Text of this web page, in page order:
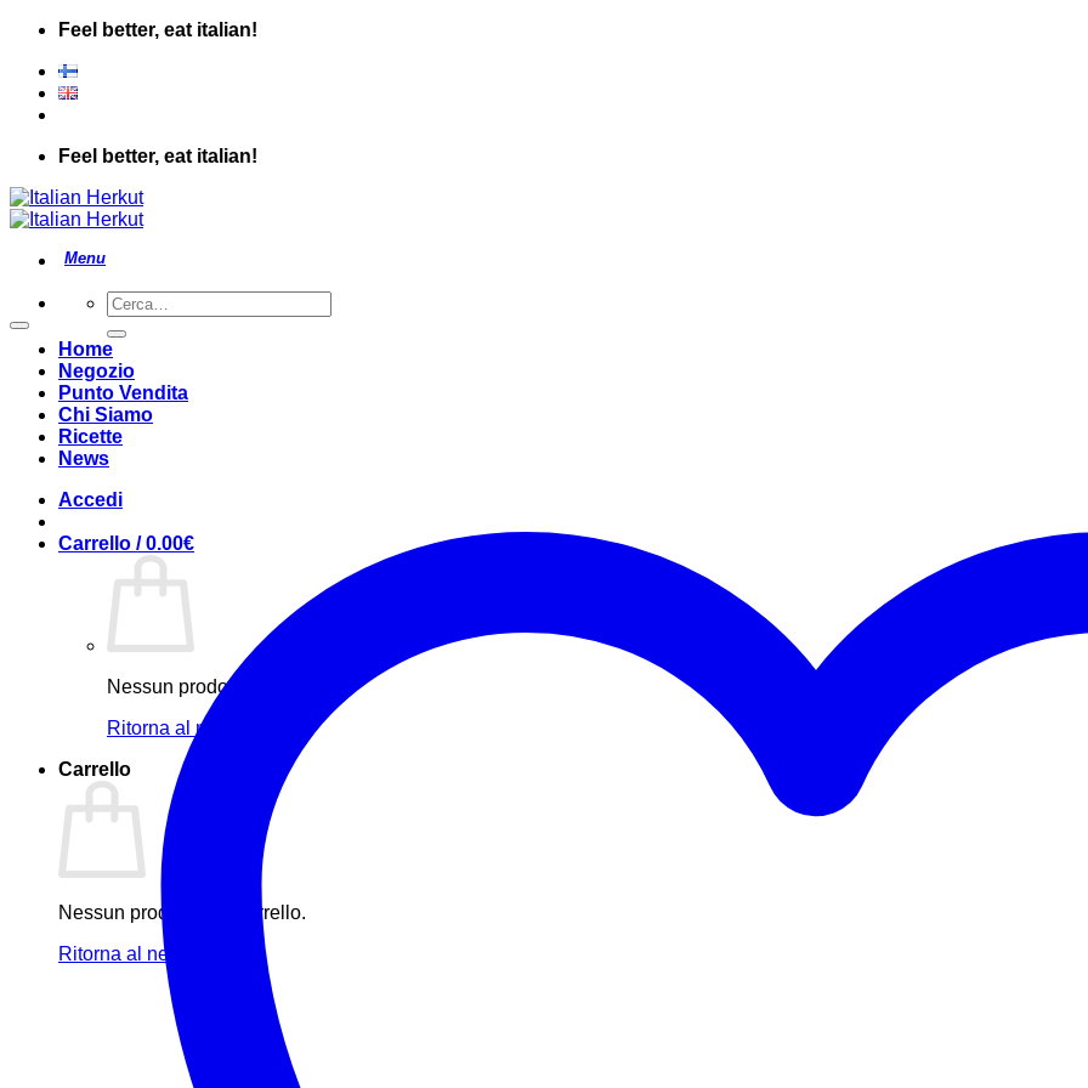
Salta
contenuti
Feel better, eat italian!
Feel better, eat italian!
Cerca:
Home
Negozio
Punto Vendita
Chi Siamo
Ricette
News
Accedi
Carrello /0.00€
Nessun prodotto nel carrello.
Ritorna al negozio
Carrello
Nessun prodotto nel carrello.
Ritorna al negozio